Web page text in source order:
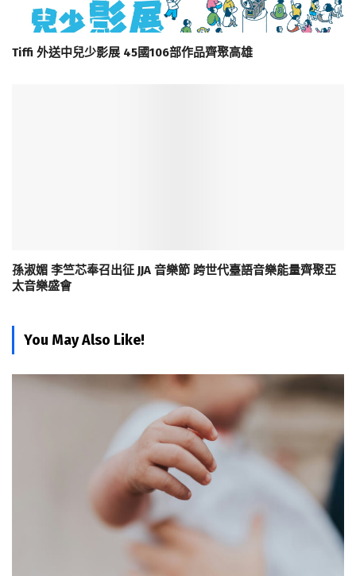
Tiffi 外送中兒少影展 45國106部作品齊聚高雄
孫淑媚 李竺芯奉召出征 JJA 音樂節 跨世代臺語音樂能量齊聚亞
太音樂盛會
You May Also Like!